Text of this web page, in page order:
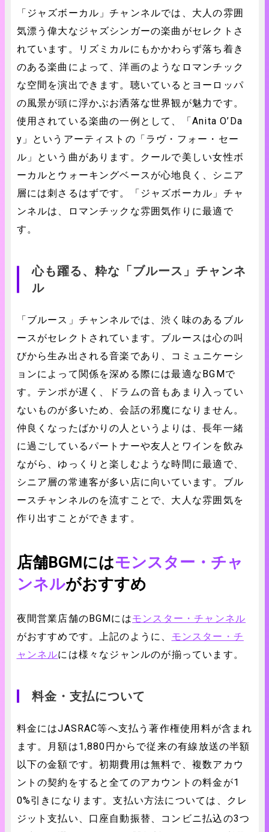
「ジャズボーカル」チャンネルでは、大人の雰囲
気漂う偉大なジャズシンガーの楽曲がセレクトさ
れています。リズミカルにもかかわらず落ち着き
のある楽曲によって、洋画のようなロマンチック
な空間を演出できます。聴いているとヨーロッパ
の風景が頭に浮かぶお洒落な世界観が魅力です。
使用されている楽曲の一例として、「Anita O’Da
y」というアーティストの「ラヴ・フォー・セー
ル」という曲があります。クールで美しい女性ボ
ーカルとウォーキングベースが心地良く、シニア
層には刺さるはずです。「ジャズボーカル」チャ
ンネルは、ロマンチックな雰囲気作りに最適で
す。
心も躍る、粋な「ブルース」チャンネ
ル
「ブルース」チャンネルでは、渋く味のあるブル
ースがセレクトされています。ブルースは心の叫
びから生み出される音楽であり、コミュニケーシ
ョンによって関係を深める際には最適なBGMで
す。テンポが遅く、ドラムの音もあまり入ってい
ないものが多いため、会話の邪魔になりません。
仲良くなったばかりの人というよりは、長年一緒
に過ごしているパートナーや友人とワインを飲み
ながら、ゆっくりと楽しむような時間に最適で、
シニア層の常連客が多い店に向いています。ブル
ースチャンネルのを流すことで、大人な雰囲気を
作り出すことができます。
店舗BGMにはモンスター・チャ
ンネルがおすすめ
夜間営業店舗のBGMにはモンスター・チャンネル
がおすすめです。上記のように、 モンスター・チ
ャンネルには様々なジャンルのが揃っています。
料金・支払について
料金にはJASRAC等へ支払う著作権使用料が含まれ
ます。月額は1,880円からで従来の有線放送の半額
以下の金額です。初期費用は無料で、複数アカウ
ントの契約をすると全てのアカウントの料金が1
0%引きになります。支払い方法については、クレ
ジット支払い、口座自動振替、コンビニ払込の3つ